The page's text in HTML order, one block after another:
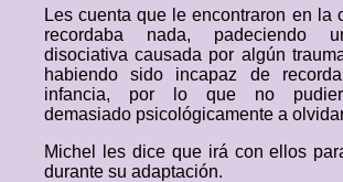
Les cuenta que le encontraron en la
recordaba nada, padeciendo
disociativa causada por algún
habiendo sido incapaz de
infancia, por lo que no
demasiado psicológicamente a
Michel les dice que irá con ellos
durante su adaptación.